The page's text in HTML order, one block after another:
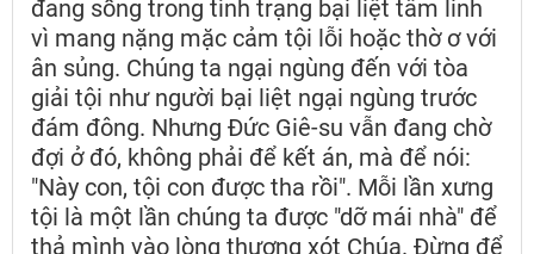
đang sống trong tình trạng bại liệt tâm linh
vì mang nặng mặc cảm tội lỗi hoặc thờ ơ với
ân sủng. Chúng ta ngại ngùng đến với tòa
giải tội như người bại liệt ngại ngùng trước
đám đông. Nhưng Đức Giê-su vẫn đang chờ
đợi ở đó, không phải để kết án, mà để nói:
"Này con, tội con được tha rồi". Mỗi lần xưng
tội là một lần chúng ta được "dỡ mái nhà" để
thả mình vào lòng thương xót Chúa. Đừng để